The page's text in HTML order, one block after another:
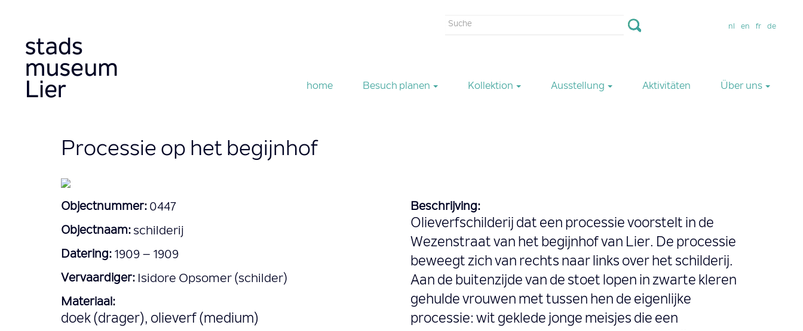
Suchformular nl en fr de
home Besuch planen Kollektion Ausstellung Aktivitäten Über uns
Processie op het begijnhof
Objectnummer: 0447
Objectnaam: schilderij
Datering: 1909 – 1909
Vervaardiger: Isidore Opsomer (schilder)
Materiaal:
doek (drager), olieverf (medium)
Beschrijving:
Olieverfschilderij dat een processie voorstelt in de
Wezenstraat van het begijnhof van Lier. De processie
beweegt zich van rechts naar links over het schilderij.
Aan de buitenzijde van de stoet lopen in zwarte kleren
gehulde vrouwen met tussen hen de eigenlijke
processie: wit geklede jonge meisjes die een